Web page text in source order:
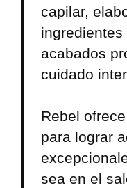
capilar,
acabados
cuidado
Rebel
para lograr
sea en el